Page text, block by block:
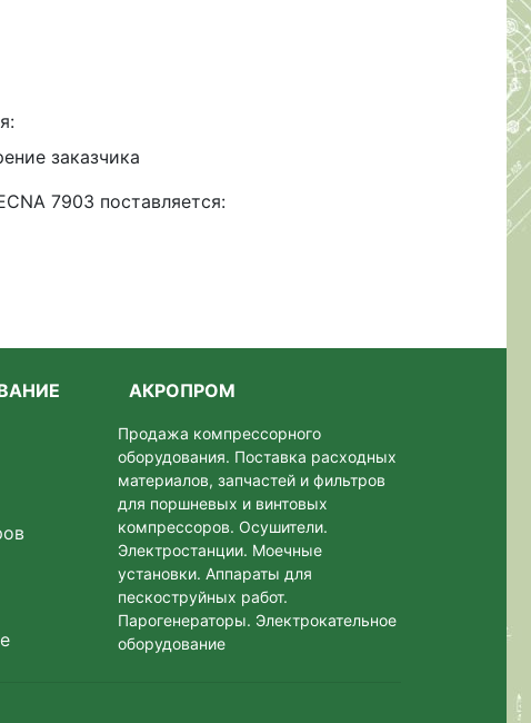
заказчика
7903 поставляется:
АКРОПРОМ
Продажа компрессорного
оборудования. Поставка расходных
материалов, запчастей и фильтров
для поршневых и винтовых
компрессоров. Осушители.
Электростанции. Моeчные
установки. Аппараты для
пескоструйных работ.
Парогенераторы. Электрокательное
оборудование